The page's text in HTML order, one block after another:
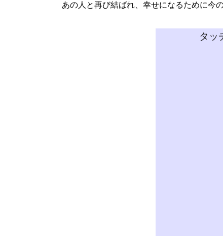
あの人と再び結ばれ、幸せになるために今
タッ